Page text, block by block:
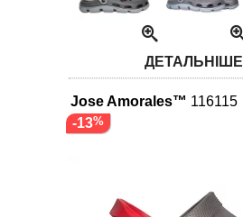
ДЕТАЛЬНІШЕ
Jose Amorales™ 116115
-13